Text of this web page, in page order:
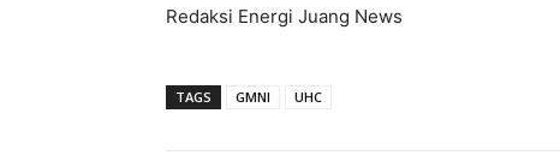
Redaksi Energi Juang News
TAGS GMNI UHC